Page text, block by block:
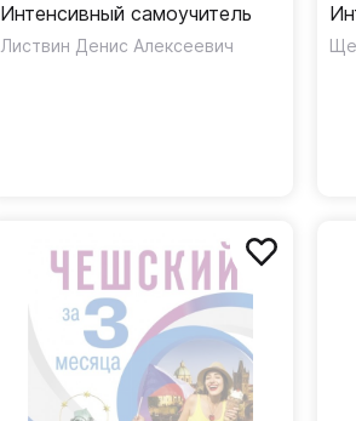
Интенсивный самоучитель
Листвин Денис Алексеевич